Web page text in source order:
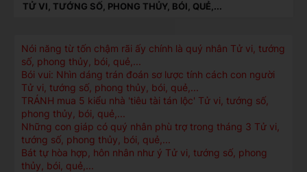
TỬ VI, TƯỚNG SỐ, PHONG THỦY, BÓI, QUẺ,...
Nói năng từ tốn chậm rãi ấy chính là quý nhân Tử vi, tướng
số, phong thủy, bói, quẻ,...
Bói vui: Nhìn dáng trán đoán sơ lược tính cách con người
Tử vi, tướng số, phong thủy, bói, quẻ,...
TRÁNH mua 5 kiểu nhà 'tiêu tài tán lộc' Tử vi, tướng số,
phong thủy, bói, quẻ,...
Những con giáp có quý nhân phù trợ trong tháng 3 Tử vi,
tướng số, phong thủy, bói, quẻ,...
Bát tự hòa hợp, hôn nhân như ý Tử vi, tướng số, phong
thủy, bói, quẻ,...